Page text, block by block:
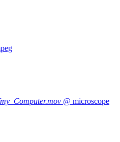
@ microscope